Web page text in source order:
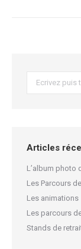
Articles
L’album photo
Les Parcours
Les animations
Les parcours
Stands de